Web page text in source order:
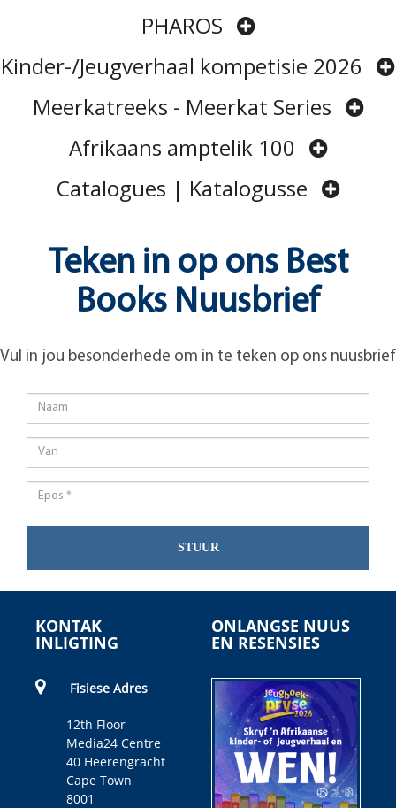
PHAROS
Kinder-/Jeugverhaal kompetisie 2026
Meerkatreeks - Meerkat Series
Afrikaans amptelik 100
Catalogues | Katalogusse
Teken in op ons Best
Books Nuusbrief
Vul in jou besonderhede om in te teken op ons nuusbrief
STUUR
KONTAK
INLIGTING
Fisiese Adres
12th Floor
Media24 Centre
40 Heerengracht
Cape Town
8001
ONLANGSE NUUS
EN RESENSIES